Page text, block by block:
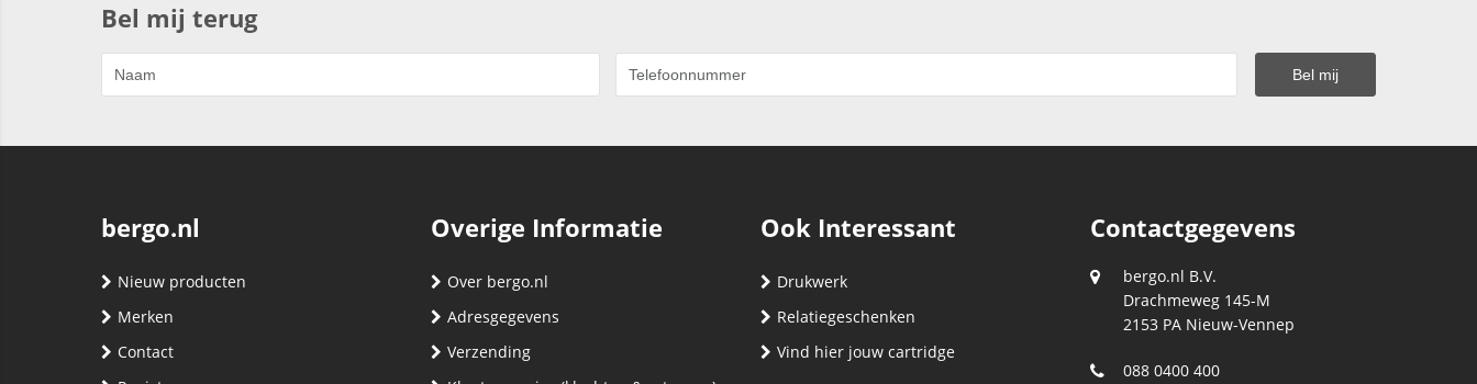
Bel mij terug
bergo.nl
Nieuw producten
Merken
Contact
Overige Informatie
Over bergo.nl
Adresgegevens
Verzending
Ook Interessant
Drukwerk
Relatiegeschenken
Vind hier jouw cartridge
Contactgegevens
bergo.nl B.V.
Drachmeweg 145-M
2153 PA Nieuw-Vennep
088 0400 400